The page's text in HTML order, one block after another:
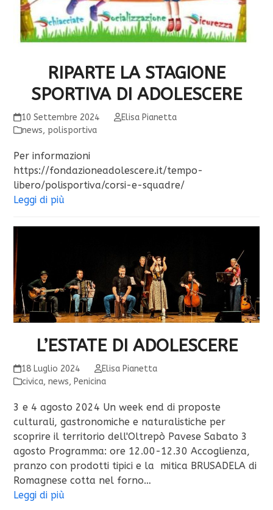
RIPARTE LA STAGIONE
SPORTIVA DI ADOLESCERE
10 Settembre 2024
Elisa Pianetta
news, polisportiva
Per informazioni
https://fondazioneadolescere.it/tempo-
libero/polisportiva/corsi-e-squadre/
Leggi di più
L’ESTATE DI ADOLESCERE
18 Luglio 2024
Elisa Pianetta
civica,news, Penicina
3 e 4 agosto 2024 Un week end di proposte
culturali, gastronomiche e naturalistiche per
scoprire il territorio dell'Oltrepò Pavese Sabato 3
agosto Programma: ore 12.00-12.30 Accoglienza,
pranzo con prodotti tipici e la mitica BRUSADELA di
Romagnese cotta nel forno…
Leggi di più